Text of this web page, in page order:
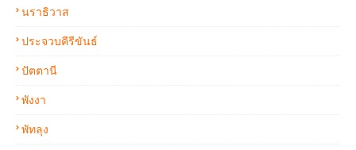
นราธิวาส
ประจวบคีรีขันธ์
ปัตตานี
พังงา
พัทลุง